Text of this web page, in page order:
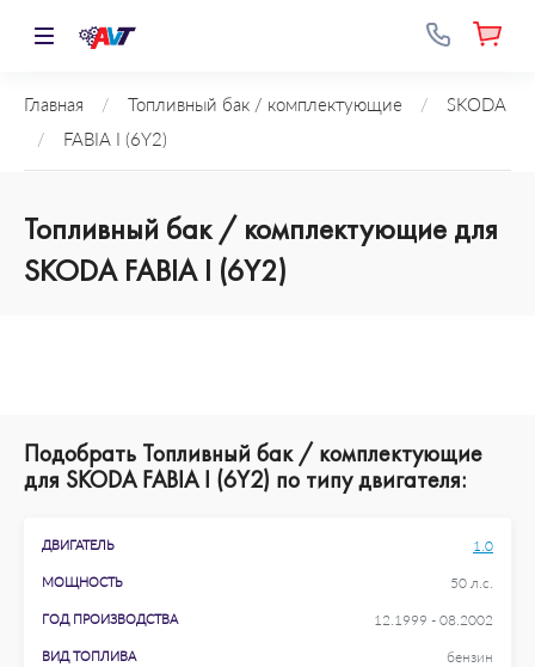
Главная / Топливный бак / комплектующие /
SKODA
/
FABIA I (6Y2)
Топливный бак / комплектующие для
SKODA FABIA I (6Y2)
Подобрать Топливный бак / комплектующие
для SKODA FABIA I (6Y2) по типу двигателя:
ДВИГАТЕЛЬ 1.0
МОЩНОСТЬ 50 л.с.
ГОД ПРОИЗВОДСТВА 12.1999 - 08.2002
ВИД ТОПЛИВА бензин